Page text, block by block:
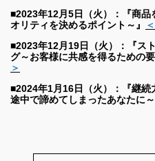
■2023年12月5日（火）：『商品
オリティを決めるポイント～』
■2023年12月19日（火）：『ス
グ～お客様に共感を得るための要
＞
■2024年1月16日（火）：『継
途中で諦めてしまったあなたに～